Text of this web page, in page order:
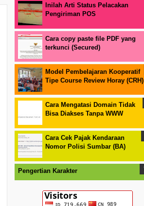
Inilah Arti Status Pelacakan
Pengiriman POS
Cara copy paste file PDF yang
terkunci (Secured)
Model Pembelajaran Kooperatif
Tipe Course Review Horay (CRH)
Cara Mengatasi Domain Tidak
Bisa Diakses Tanpa WWW
Cara Cek Pajak Kendaraan
Nomor Polisi Sumbar (BA)
Pengertian Karakter